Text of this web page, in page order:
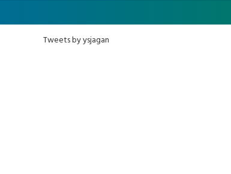
Tweets by ysjagan